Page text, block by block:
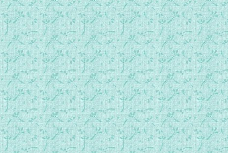
092.大卫哀悼扫罗及约拿单.mp3
093.押尼珥立伊施波设为以色列王.mp3
094.押尼珥立伊施波设之死.mp3
095.大卫加冕,京城是耶路撒冷.mp3
096.大卫迎约柜至耶路撒冷.mp3
097.大卫计划为上帝建圣殿.mp3
098.大卫特别善待米非波设.mp3
099.大卫的善意反被亚扪人拒斥.mp3
100.大卫的大罪.mp3